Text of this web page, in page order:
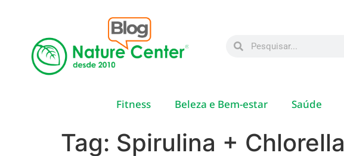
Fitness Beleza e Bem-estar Saúde
Tag: Spirulina + Chlorella